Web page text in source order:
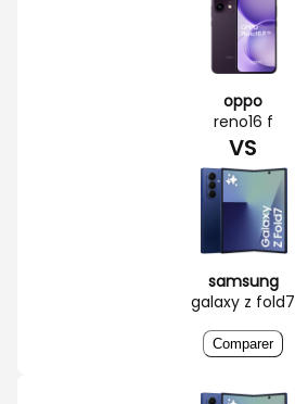
oppo
reno16 f
VS
samsung
galaxy z fold7
Comparer